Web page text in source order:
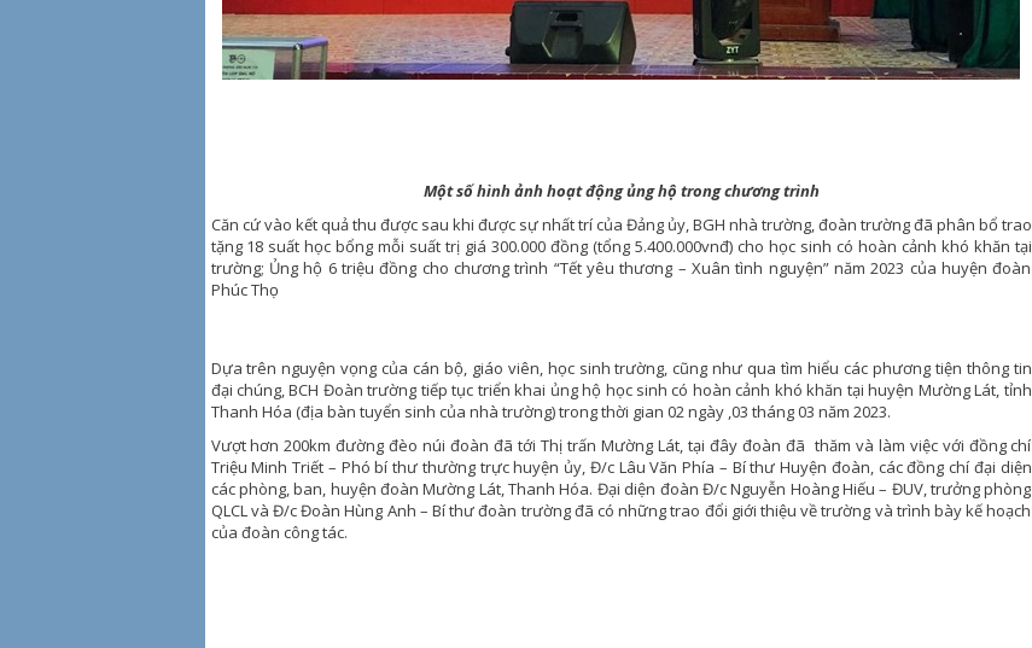
Một số hình ảnh hoạt động ủng hộ trong chương trình
Căn cứ vào kết quả thu được sau khi được sự nhất trí của Đảng ủy, BGH nhà trường, đoàn trường đã phân bổ trao
tặng 18 suất học bổng mỗi suất trị giá 300.000 đồng (tổng 5.400.000vnđ) cho học sinh có hoàn cảnh khó khăn tại
trường; Ủng hộ 6 triệu đồng cho chương trình “Tết yêu thương – Xuân tình nguyện” năm 2023 của huyện đoàn
Phúc Thọ
Dựa trên nguyện vọng của cán bộ, giáo viên, học sinh trường, cũng như qua tìm hiểu các phương tiện thông tin
đại chúng, BCH Đoàn trường tiếp tục triển khai ủng hộ học sinh có hoàn cảnh khó khăn tại huyện Mường Lát, tỉnh
Thanh Hóa (địa bàn tuyển sinh của nhà trường) trong thời gian 02 ngày ,03 tháng 03 năm 2023.
Vượt hơn 200km đường đèo núi đoàn đã tới Thị trấn Mường Lát, tại đây đoàn đã thăm và làm việc với đồng chí
Triệu Minh Triết – Phó bí thư thường trực huyện ủy, Đ/c Lâu Văn Phía – Bí thư Huyện đoàn, các đồng chí đại diện
các phòng, ban, huyện đoàn Mường Lát, Thanh Hóa. Đại diện đoàn Đ/c Nguyễn Hoàng Hiếu – ĐUV, trưởng phòng
QLCL và Đ/c Đoàn Hùng Anh – Bí thư đoàn trường đã có những trao đổi giới thiệu về trường và trình bày kế hoạch
của đoàn công tác.